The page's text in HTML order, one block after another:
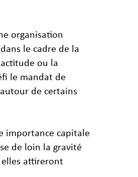
organisation
le cadre de la
ou la
le mandat de
de certains
importance capitale
de loin la gravité
attireront